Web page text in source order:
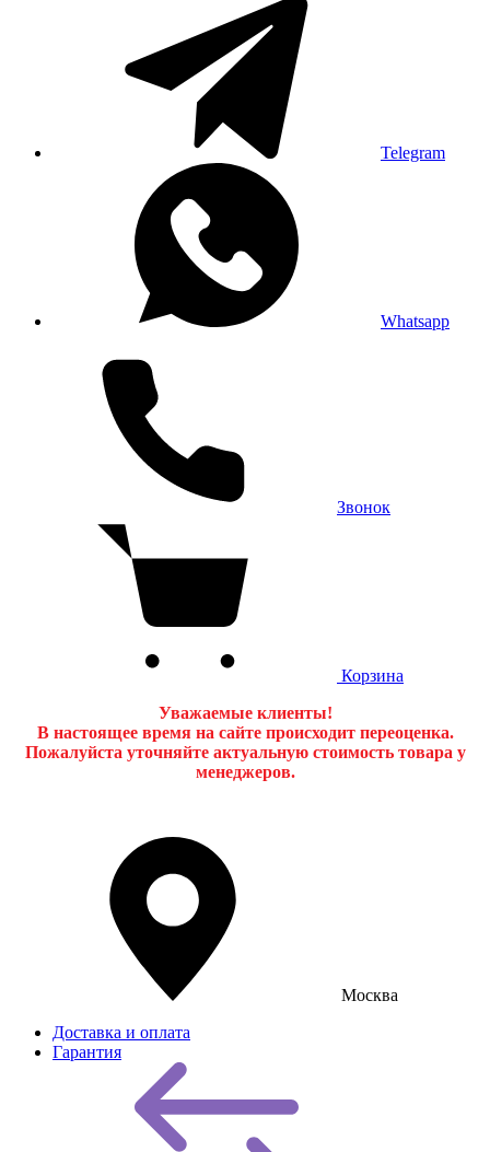
Telegram
Whatsapp
Звонок
Корзина
Уважаемые клиенты!
В настоящее время на сайте происходит переоценка.
Пожалуйста уточняйте актуальную стоимость товара у
менеджеров.
Москва
Доставка и оплата
Гарантия